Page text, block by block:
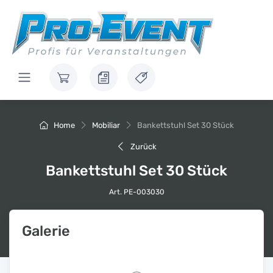
Home Mobiliar Bankettstuhl Set 30 Stück
Zurück
Bankettstuhl Set 30 Stück
Art. PE-003030
Galerie